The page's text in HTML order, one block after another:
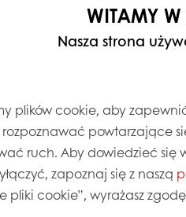
WITAMY W
Nasza strona
plików cookie, aby
powtarzające
ruch. Aby dowiedzieć się
zapoznaj się z naszą
pliki cookie”, wyrażasz